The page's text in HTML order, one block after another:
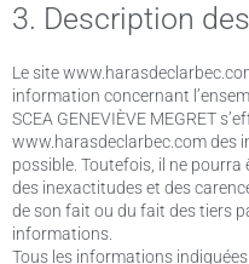
3. Description
Le site
information concernant
SCEA GENEVIÈVE MEGRET
www.harasdeclarbec.com des
possible. Toutefois, il ne
des inexactitudes et des
de son fait ou du fait des tiers
informations.
Tous les informations